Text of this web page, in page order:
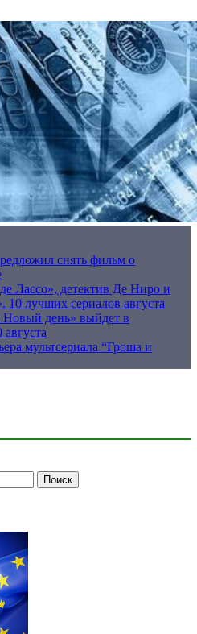
снять фильм о
Лассо», детектив Де Ниро и
10 лучших сериалов августа
день» выйдет в
мультсериала “Гроша и